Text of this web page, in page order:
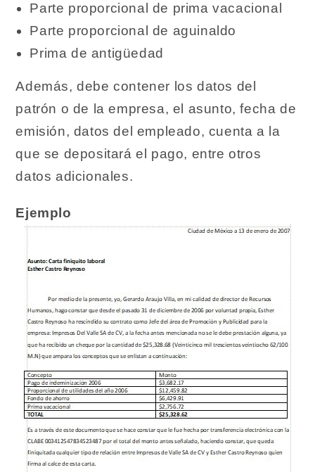
Parte proporcional de prima vacacional
Parte proporcional de aguinaldo
Prima de antigüedad
Además, debe contener los datos del
patrón o de la empresa, el asunto, fecha de
emisión, datos del empleado, cuenta a la
que se depositará el pago, entre otros
datos adicionales.
Ejemplo